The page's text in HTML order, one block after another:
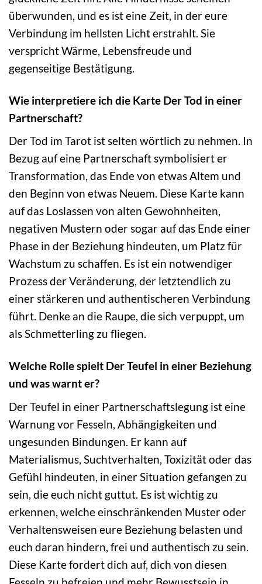
überwunden, und es ist eine Zeit, in der eure
Verbindung im hellsten Licht erstrahlt. Sie
verspricht Wärme, Lebensfreude und
gegenseitige Bestätigung.
Wie interpretiere ich die Karte Der Tod in einer
Partnerschaft?
Der Tod im Tarot ist selten wörtlich zu nehmen. In
Bezug auf eine Partnerschaft symbolisiert er
Transformation, das Ende von etwas Altem und
den Beginn von etwas Neuem. Diese Karte kann
auf das Loslassen von alten Gewohnheiten,
negativen Mustern oder sogar auf das Ende einer
Phase in der Beziehung hindeuten, um Platz für
Wachstum zu schaffen. Es ist ein notwendiger
Prozess der Veränderung, der letztendlich zu
einer stärkeren und authentischeren Verbindung
führt. Denke an die Raupe, die sich verpuppt, um
als Schmetterling zu fliegen.
Welche Rolle spielt Der Teufel in einer Beziehung
und was warnt er?
Der Teufel in einer Partnerschaftslegung ist eine
Warnung vor Fesseln, Abhängigkeiten und
ungesunden Bindungen. Er kann auf
Materialismus, Suchtverhalten, Toxizität oder das
Gefühl hindeuten, in einer Situation gefangen zu
sein, die euch nicht guttut. Es ist wichtig zu
erkennen, welche einschränkenden Muster oder
Verhaltensweisen eure Beziehung belasten und
euch daran hindern, frei und authentisch zu sein.
Diese Karte fordert dich auf, dich von diesen